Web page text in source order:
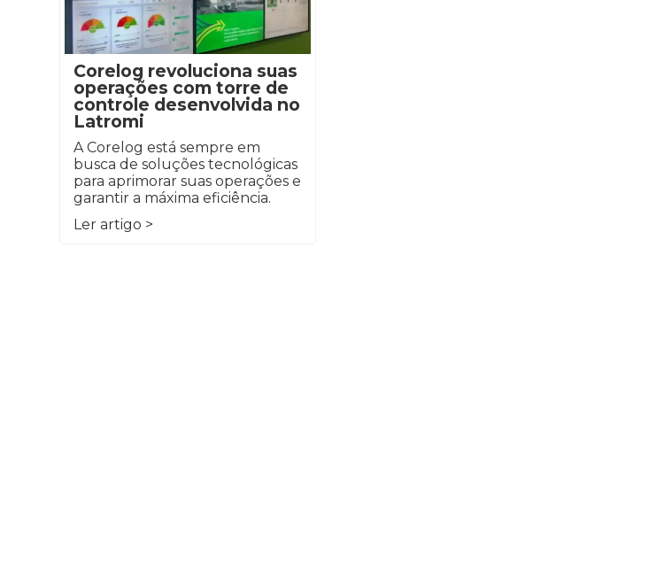
Corelog revoluciona suas
operações com torre de
controle desenvolvida no
Latromi
A Corelog está sempre em
busca de soluções tecnológicas
para aprimorar suas operações e
garantir a máxima eficiência.
Ler artigo >